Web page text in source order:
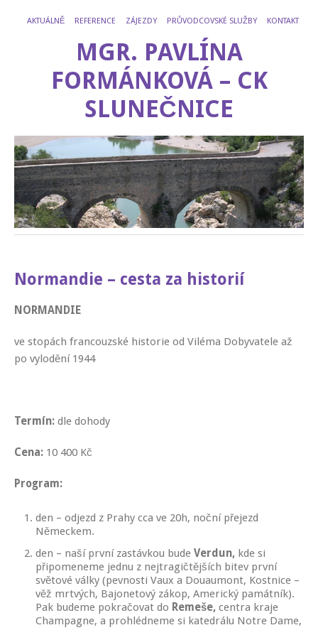
AKTUÁLNĚ REFERENCE ZÁJEZDY PRŮVODCOVSKÉ SLUŽBY KONTAKT
MGR. PAVLÍNA
FORMÁNKOVÁ – CK
SLUNEČNICE
Normandie – cesta za historií
NORMANDIE
ve stopách francouzské historie od Viléma Dobyvatele až
po vylodění 1944
Termín: dle dohody
Cena: 10 400 Kč
Program:
den – odjezd z Prahy cca ve 20h, noční přejezd
Německem.
den – naší první zastávkou bude Verdun, kde si
připomeneme jednu z nejtragičtějších bitev první
světové války (pevnosti Vaux a Douaumont, Kostnice –
věž mrtvých, Bajonetový zákop, Americký památník).
Pak budeme pokračovat do Remeše, centra kraje
Champagne, a prohlédneme si katedrálu Notre Dame,